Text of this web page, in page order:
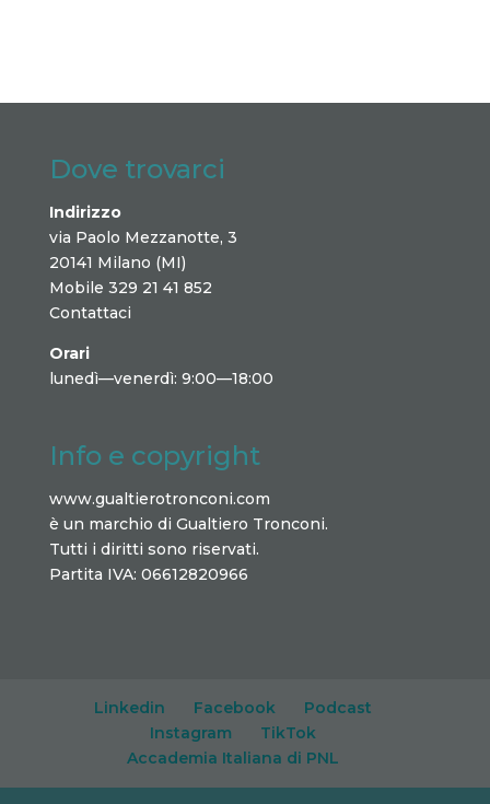
Dove trovarci
Indirizzo
via Paolo Mezzanotte, 3
20141 Milano (MI)
Mobile 329 21 41 852
Contattaci
Orari
lunedì—venerdì: 9:00—18:00
Info e copyright
www.gualtierotronconi.com
è un marchio di Gualtiero Tronconi.
Tutti i diritti sono riservati.
Partita IVA: 06612820966
Linkedin Facebook
Podcast
Instagram
TikTok
Accademia Italiana di PNL